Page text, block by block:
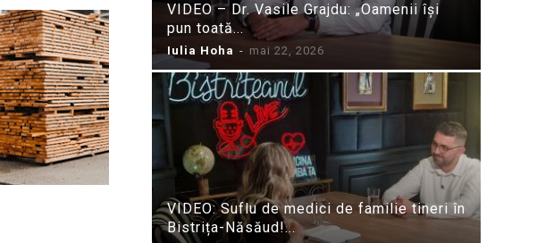
VIDEO – Dr. Vasile Grajdu: „Oamenii își
pun toată...
Iulia Hoha - mai 22, 2026
VIDEO: Suflu de medici de familie tineri în
Bistrița-Năsăud!...